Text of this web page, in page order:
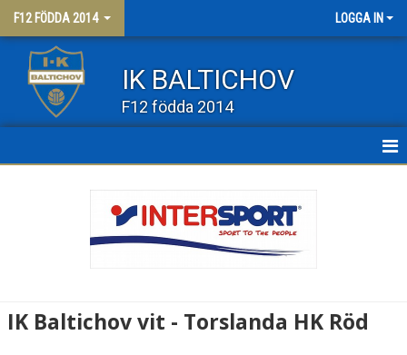
F12 FÖDDA 2014 LOGGA IN
IK BALTICHOV
F12 födda 2014
IK Baltichov vit - Torslanda HK Röd